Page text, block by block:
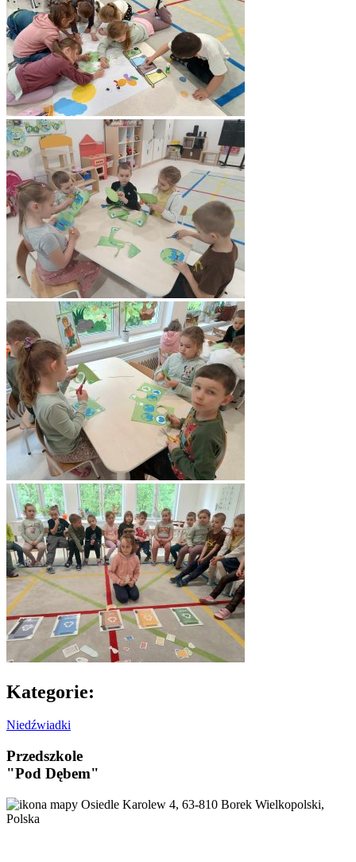
Kategorie:
Niedźwiadki
Przedszkole
"Pod Dębem"
Osiedle Karolew 4, 63-810 Borek Wielkopolski,
Polska